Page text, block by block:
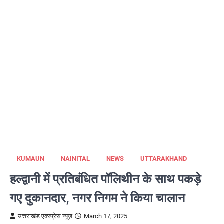
KUMAUN NAINITAL NEWS UTTARAKHAND
हल्द्वानी में प्रतिबंधित पॉलिथीन के साथ पकड़े
गए दुकानदार, नगर निगम ने किया चालान
उत्तराखंड एक्स्प्रेस न्यूज़ March 17, 2025